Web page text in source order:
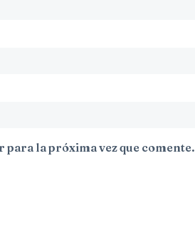
la próxima vez que comente.